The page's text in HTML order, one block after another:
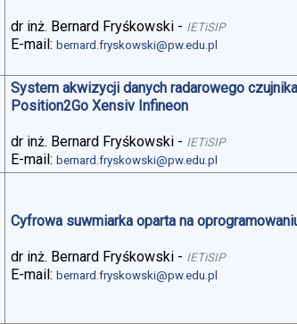
dr inż. Bernard Fryśkowski - IETiSIP
E-mail:bernard.fryskowski@pw.edu.pl
System akwizycji danych radarowego
Position2Go Xensiv Infineon
dr inż. Bernard Fryśkowski - IETiSIP
E-mail:bernard.fryskowski@pw.edu.pl
Cyfrowa suwmiarka oparta na
dr inż. Bernard Fryśkowski - IETiSIP
E-mail:bernard.fryskowski@pw.edu.pl